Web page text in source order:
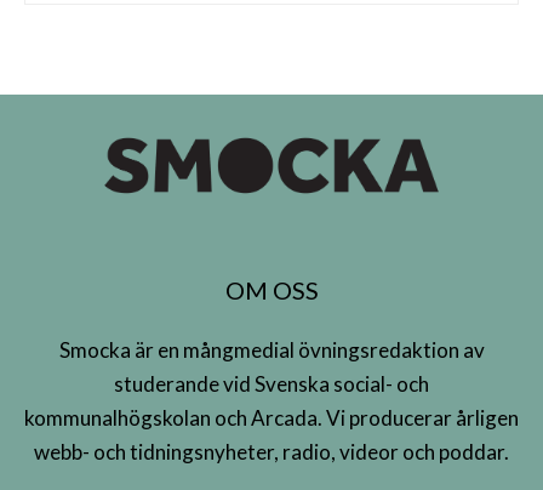
OM OSS
Smocka är en mångmedial övningsredaktion av
studerande vid Svenska social- och
kommunalhögskolan och Arcada. Vi producerar årligen
webb- och tidningsnyheter, radio, videor och poddar.